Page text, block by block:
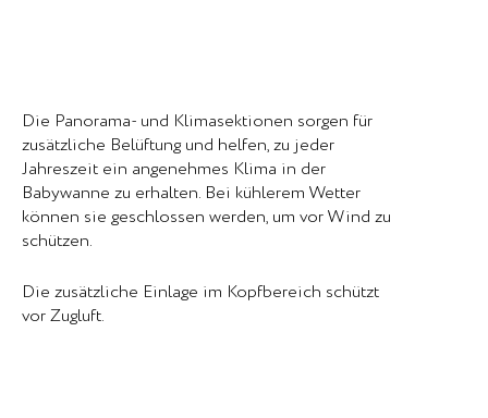
Die Panorama- und Klimasektionen sorgen für
zusätzliche Belüftung und helfen, zu jeder
Jahreszeit ein angenehmes Klima in der
Babywanne zu erhalten. Bei kühlerem Wetter
können sie geschlossen werden, um vor Wind zu
schützen.
Die zusätzliche Einlage im Kopfbereich schützt
vor Zugluft.